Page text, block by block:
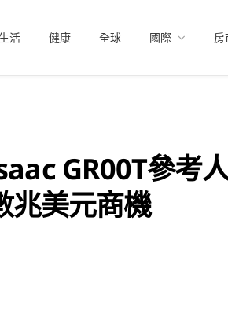
生活 健康 全球 國際 房
GR00T參考
兆美元商機